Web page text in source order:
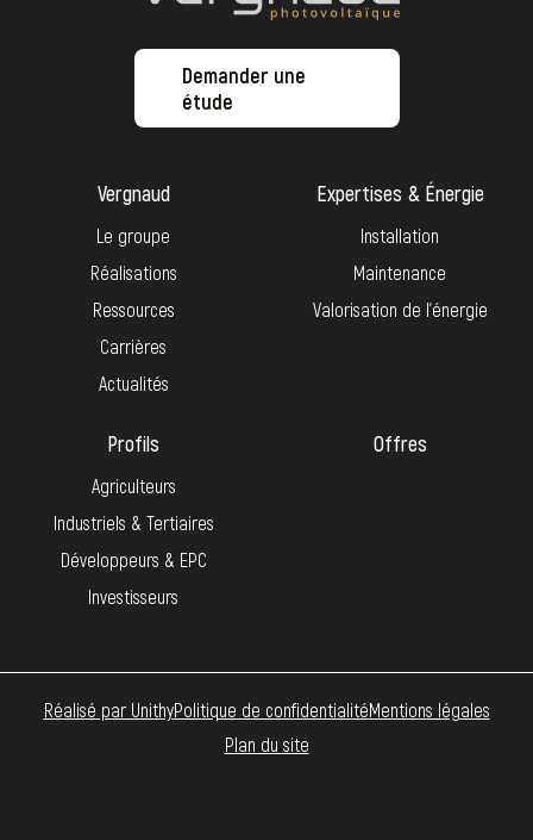
Demander une
étude
Vergnaud
Le groupe
Réalisations
Ressources
Carrières
Actualités
Expertises & Énergie
Installation
Maintenance
Valorisation de l’énergie
Profils
Agriculteurs
Industriels & Tertiaires
Développeurs & EPC
Investisseurs
Offres
Réalisé par UnithyPolitique de confidentialitéMentions légales
Plan du site